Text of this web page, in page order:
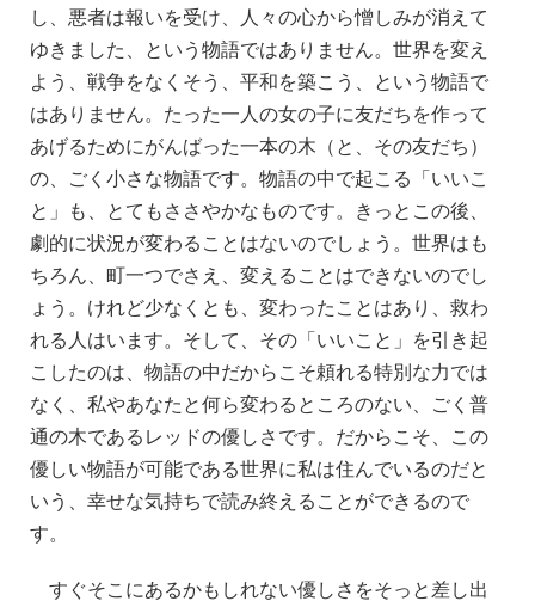
し、悪者は報いを受け、人々の心から憎しみが消えて
ゆきました、という物語ではありません。世界を変え
よう、戦争をなくそう、平和を築こう、という物語で
はありません。たった一人の女の子に友だちを作って
あげるためにがんばった一本の木（と、その友だち）
の、ごく小さな物語です。物語の中で起こる「いいこ
と」も、とてもささやかなものです。きっとこの後、
劇的に状況が変わることはないのでしょう。世界はも
ちろん、町一つでさえ、変えることはできないのでし
ょう。けれど少なくとも、変わったことはあり、救わ
れる人はいます。そして、その「いいこと」を引き起
こしたのは、物語の中だからこそ頼れる特別な力では
なく、私やあなたと何ら変わるところのない、ごく普
通の木であるレッドの優しさです。だからこそ、この
優しい物語が可能である世界に私は住んでいるのだと
いう、幸せな気持ちで読み終えることができるので
す。
すぐそこにあるかもしれない優しさをそっと差し出